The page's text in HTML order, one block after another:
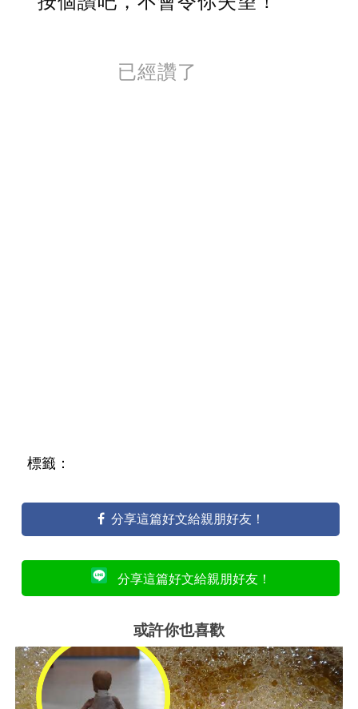
已經讚了
標籤：
分享這篇好文給親朋好友！
分享這篇好文給親朋好友！
或許你也喜歡